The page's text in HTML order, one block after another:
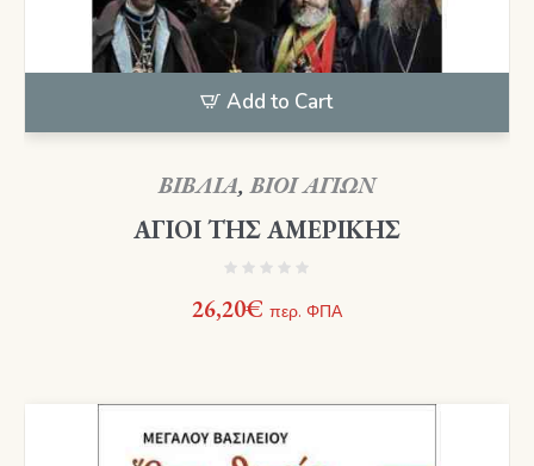
Add to Cart
ΒΙΒΛΙΑ,ΒΙΟΙ ΑΓΙΩΝ
ΑΓΙΟΙ ΤΗΣ ΑΜΕΡΙΚΗΣ
26,20€ περ. ΦΠΑ